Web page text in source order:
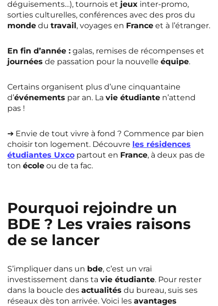
déguisements…), tournois et jeux inter-promo,
sorties culturelles, conférences avec des pros du
monde du travail, voyages en France et à l’étranger.
En fin d’année : galas, remises de récompenses et
journées de passation pour la nouvelle équipe.
Certains organisent plus d’une cinquantaine
d’événements par an. La vie étudiante n’attend
pas !
➔ Envie de tout vivre à fond ? Commence par bien
choisir ton logement. Découvre les résidences
étudiantes Uxco partout en France, à deux pas de
ton école ou de ta fac.
Pourquoi rejoindre un
BDE ? Les vraies raisons
de se lancer
S’impliquer dans un bde, c’est un vrai
investissement dans ta vie étudiante. Pour rester
dans la boucle des actualités du bureau, suis ses
réseaux dès ton arrivée. Voici les avantages